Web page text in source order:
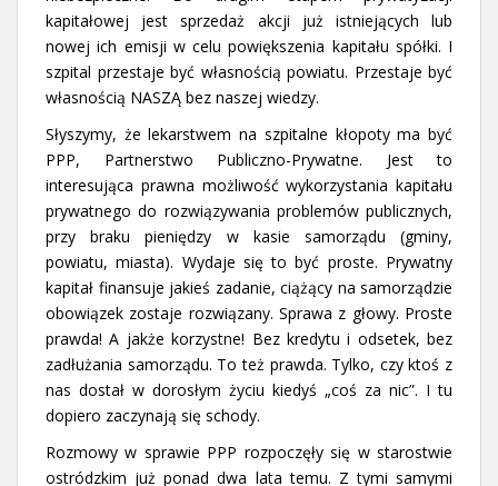
kapitałowej jest sprzedaż akcji już istniejących lub
nowej ich emisji w celu powiększenia kapitału spółki. I
szpital przestaje być własnością powiatu. Przestaje być
własnością NASZĄ bez naszej wiedzy.
Słyszymy, że lekarstwem na szpitalne kłopoty ma być
PPP, Partnerstwo Publiczno-Prywatne. Jest to
interesująca prawna możliwość wykorzystania kapitału
prywatnego do rozwiązywania problemów publicznych,
przy braku pieniędzy w kasie samorządu (gminy,
powiatu, miasta). Wydaje się to być proste. Prywatny
kapitał finansuje jakieś zadanie, ciążący na samorządzie
obowiązek zostaje rozwiązany. Sprawa z głowy. Proste
prawda! A jakże korzystne! Bez kredytu i odsetek, bez
zadłużania samorządu. To też prawda. Tylko, czy ktoś z
nas dostał w dorosłym życiu kiedyś „coś za nic”. I tu
dopiero zaczynają się schody.
Rozmowy w sprawie PPP rozpoczęły się w starostwie
ostródzkim już ponad dwa lata temu. Z tymi samymi